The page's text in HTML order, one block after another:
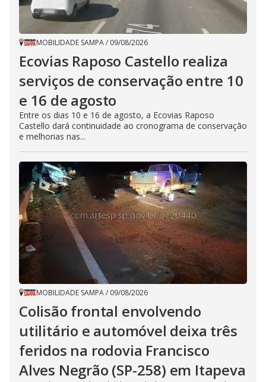
MOBILIDADE SAMPA/ 09/08/2026
Ecovias Raposo Castello realiza
serviços de conservação entre 10
e 16 de agosto
Entre os dias 10 e 16 de agosto, a Ecovias Raposo
Castello dará continuidade ao cronograma de conservação
e melhorias nas...
MOBILIDADE SAMPA/ 09/08/2026
Colisão frontal envolvendo
utilitário e automóvel deixa três
feridos na rodovia Francisco
Alves Negrão (SP-258) em Itapeva